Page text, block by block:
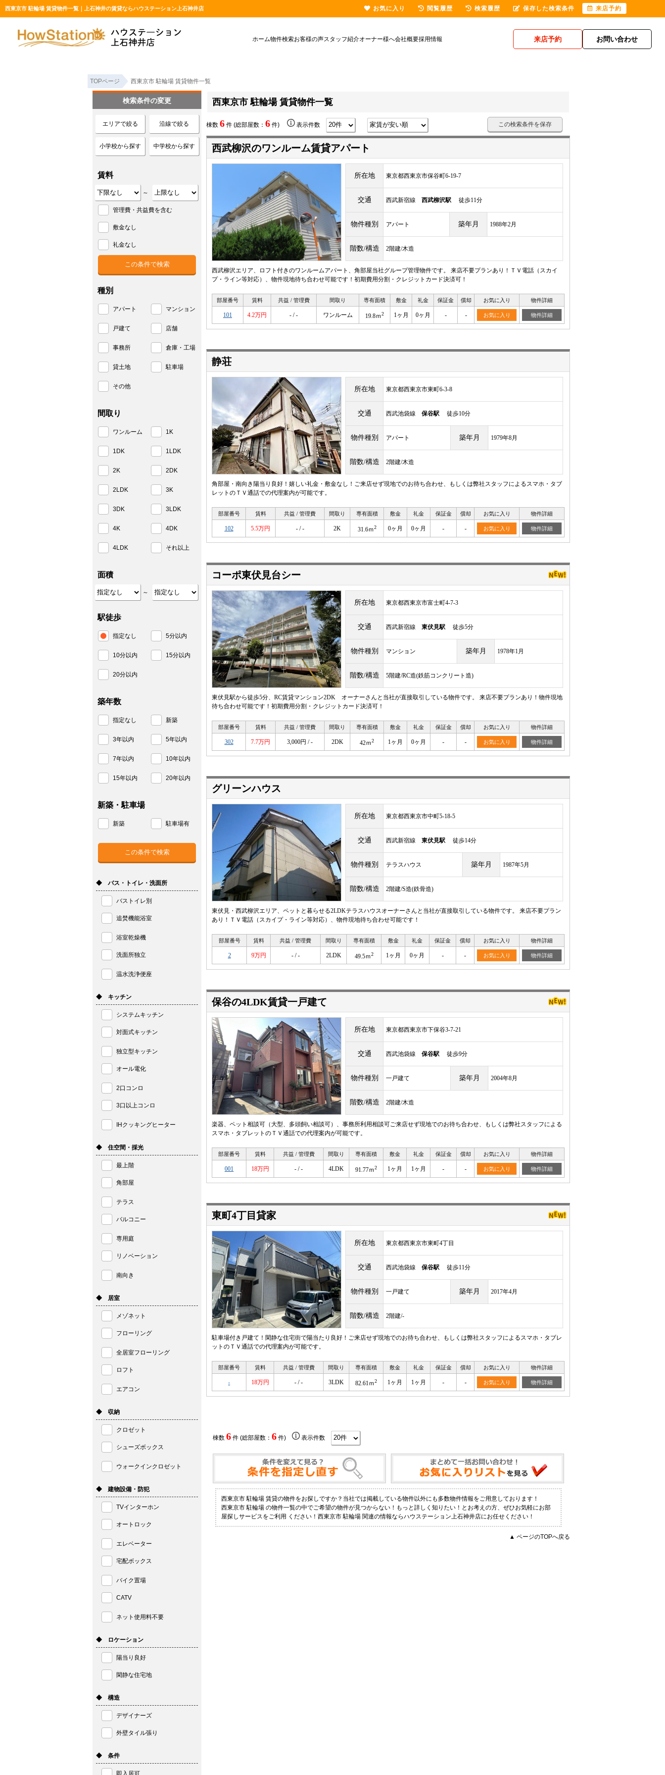
西東京市 駐輪場 賃貸物件一覧｜上石神井の賃貸ならハウステーション上石神井店
ホーム物件検索お客様の声スタッフ紹介オーナー様へ会社概要採用情報 来店予約 お問い合わせ
TOPページ 西東京市 駐輪場 賃貸物件一覧
西東京市 駐輪場 賃貸物件一覧
棟数 6 件 (総部屋数： 6 件) 表示件数 この検索条件を保存
西武柳沢のワンルーム賃貸アパート
所在地 東京都西東京市保谷町6-19-7
交通 西武新宿線 西武柳沢駅 徒歩11分
物件種別 アパート 築年月 1988年2月
階数/構造 2階建/木造
西武柳沢エリア、ロフト付きのワンルームアパート、角部屋当社グループ管理物件です。 来店不要プランあり！ＴＶ電話（スカイ
プ・ライン等対応）、物件現地待ち合わせ可能です！初期費用分割・クレジットカード決済可！
部屋番号 賃料 共益 / 管理費 間取り 専有面積 敷金 礼金 保証金 償却 お気に入り 物件詳細
101 4.2万円 - / - ワンルーム 19.8ｍ2 1ヶ月 0ヶ月 - - お気に入り 物件詳細
静荘
所在地 東京都西東京市東町6-3-8
交通 西武池袋線 保谷駅 徒歩10分
物件種別 アパート 築年月 1979年8月
階数/構造 2階建/木造
角部屋・南向き陽当り良好！嬉しい礼金・敷金なし！ご来店せず現地でのお待ち合わせ、もしくは弊社スタッフによるスマホ・タブ
レットのＴＶ通話での代理案内が可能です。
部屋番号 賃料 共益 / 管理費 間取り 専有面積 敷金 礼金 保証金 償却 お気に入り 物件詳細
102 5.5万円 - / - 2K 31.6ｍ2 0ヶ月 0ヶ月 - - お気に入り 物件詳細
コーポ東伏見台シー
所在地 東京都西東京市富士町4-7-3
交通 西武新宿線 東伏見駅 徒歩5分
物件種別 マンション 築年月 1978年1月
階数/構造 5階建/RC造(鉄筋コンクリート造)
東伏見駅から徒歩5分、RC賃貸マンション2DK オーナーさんと当社が直接取引している物件です。 来店不要プランあり！物件現地
待ち合わせ可能です！初期費用分割・クレジットカード決済可！
部屋番号 賃料 共益 / 管理費 間取り 専有面積 敷金 礼金 保証金 償却 お気に入り 物件詳細
302 7.7万円 3,000円 / - 2DK 42ｍ2 1ヶ月 0ヶ月 - - お気に入り 物件詳細
グリーンハウス
所在地 東京都西東京市中町5-18-5
交通 西武新宿線 東伏見駅 徒歩14分
物件種別 テラスハウス 築年月 1987年5月
階数/構造 2階建/S造(鉄骨造)
東伏見・西武柳沢エリア、ペットと暮らせる2LDKテラスハウスオーナーさんと当社が直接取引している物件です。 来店不要プラン
あり！ＴＶ電話（スカイプ・ライン等対応）、物件現地待ち合わせ可能です！
部屋番号 賃料 共益 / 管理費 間取り 専有面積 敷金 礼金 保証金 償却 お気に入り 物件詳細
2 9万円 - / - 2LDK 49.5ｍ2 1ヶ月 0ヶ月 - - お気に入り 物件詳細
保谷の4LDK賃貸一戸建て
所在地 東京都西東京市下保谷3-7-21
交通 西武池袋線 保谷駅 徒歩9分
物件種別 一戸建て 築年月 2004年8月
階数/構造 2階建/木造
楽器、ペット相談可（大型、多頭飼い相談可）、事務所利用相談可ご来店せず現地でのお待ち合わせ、もしくは弊社スタッフによる
スマホ・タブレットのＴＶ通話での代理案内が可能です。
部屋番号 賃料 共益 / 管理費 間取り 専有面積 敷金 礼金 保証金 償却 お気に入り 物件詳細
001 18万円 - / - 4LDK 91.77ｍ2 1ヶ月 1ヶ月 - - お気に入り 物件詳細
東町4丁目貸家
所在地 東京都西東京市東町4丁目
交通 西武池袋線 保谷駅 徒歩11分
物件種別 一戸建て 築年月 2017年4月
階数/構造 2階建/-
駐車場付き戸建て！閑静な住宅街で陽当たり良好！ご来店せず現地でのお待ち合わせ、もしくは弊社スタッフによるスマホ・タブレ
ットのＴＶ通話での代理案内が可能です。
部屋番号 賃料 共益 / 管理費 間取り 専有面積 敷金 礼金 保証金 償却 お気に入り 物件詳細
- 18万円 - / - 3LDK 82.61ｍ2 1ヶ月 1ヶ月 - - お気に入り 物件詳細
棟数 6件 (総部屋数： 6件) 表示件数
西東京市 駐輪場 賃貸の物件をお探しですか？当社では掲載している物件以外にも多数物件情報をご用意しております！
西東京市 駐輪場 の物件一覧の中でご希望の物件が見つからない！もっと詳しく知りたい！とお考えの方、ぜひお気軽にお部
屋探しサービスをご利用 ください！西東京市 駐輪場 関連の情報ならハウステーション上石神井店にお任せください！
▲ ページのTOPへ戻る
検索条件の変更
エリアで絞る 沿線で絞る
小学校から探す 中学校から探す
賃料
～
管理費・共益費を含む
敷金なし
礼金なし
種別
アパート マンション
戸建て 店舗
事務所 倉庫・工場
貸土地 駐車場
その他
間取り
ワンルーム 1K
1DK 1LDK
2K 2DK
2LDK 3K
3DK 3LDK
4K 4DK
4LDK それ以上
面積
～
駅徒歩
指定なし 5分以内
10分以内 15分以内
20分以内
築年数
指定なし 新築
3年以内 5年以内
7年以内 10年以内
15年以内 20年以内
新築・駐車場
新築 駐車場有
◆ バス・トイレ・洗面所
バストイレ別
追焚機能浴室
浴室乾燥機
洗面所独立
温水洗浄便座
◆ キッチン
システムキッチン
対面式キッチン
独立型キッチン
オール電化
2口コンロ
3口以上コンロ
IHクッキングヒーター
◆ 住空間・採光
最上階
角部屋
テラス
バルコニー
専用庭
リノベーション
南向き
◆ 居室
メゾネット
フローリング
全居室フローリング
ロフト
エアコン
◆ 収納
クロゼット
シューズボックス
ウォークインクロゼット
◆ 建物設備・防犯
TVインターホン
オートロック
エレベーター
宅配ボックス
バイク置場
CATV
ネット使用料不要
◆ ロケーション
陽当り良好
閑静な住宅地
◆ 構造
デザイナーズ
外壁タイル張り
◆ 条件
即入居可
お気に入り 閲覧履歴 検索履歴 保存した検索条件 来店予約